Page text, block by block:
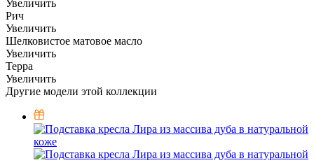
Увеличить
Рич
Увеличить
Шелковистое матовое масло
Увеличить
Терра
Увеличить
Другие модели этой коллекции